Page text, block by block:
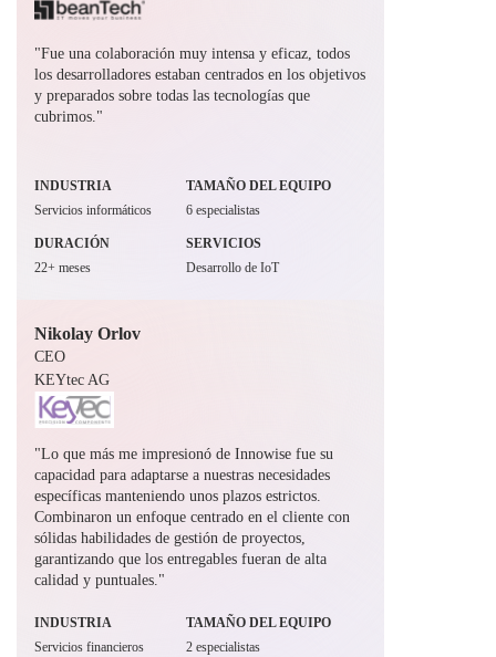
"Fue una colaboración muy intensa y eficaz, todos
los desarrolladores estaban centrados en los objetivos
y preparados sobre todas las tecnologías que
cubrimos."
INDUSTRIA
Servicios informáticos
TAMAÑO DEL EQUIPO
6 especialistas
DURACIÓN
22+ meses
SERVICIOS
Desarrollo de IoT
Nikolay Orlov
CEO
KEYtec AG
"Lo que más me impresionó de Innowise fue su
capacidad para adaptarse a nuestras necesidades
específicas manteniendo unos plazos estrictos.
Combinaron un enfoque centrado en el cliente con
sólidas habilidades de gestión de proyectos,
garantizando que los entregables fueran de alta
calidad y puntuales."
INDUSTRIA
Servicios financieros
TAMAÑO DEL EQUIPO
2 especialistas